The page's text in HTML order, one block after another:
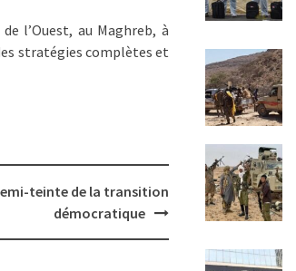
l’Ouest, au Maghreb, à
stratégies complètes et
teinte de la transition
démocratique